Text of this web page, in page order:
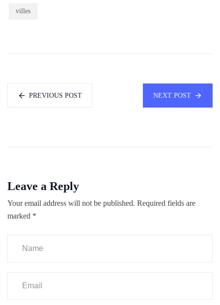
villes
PREVIOUS POST NEXT POST
Leave a Reply
Your email address will not be published. Required fields are
marked *